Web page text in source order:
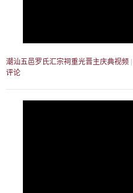
潮汕五邑罗氏汇宗祠重光晋主庆典视频
评论